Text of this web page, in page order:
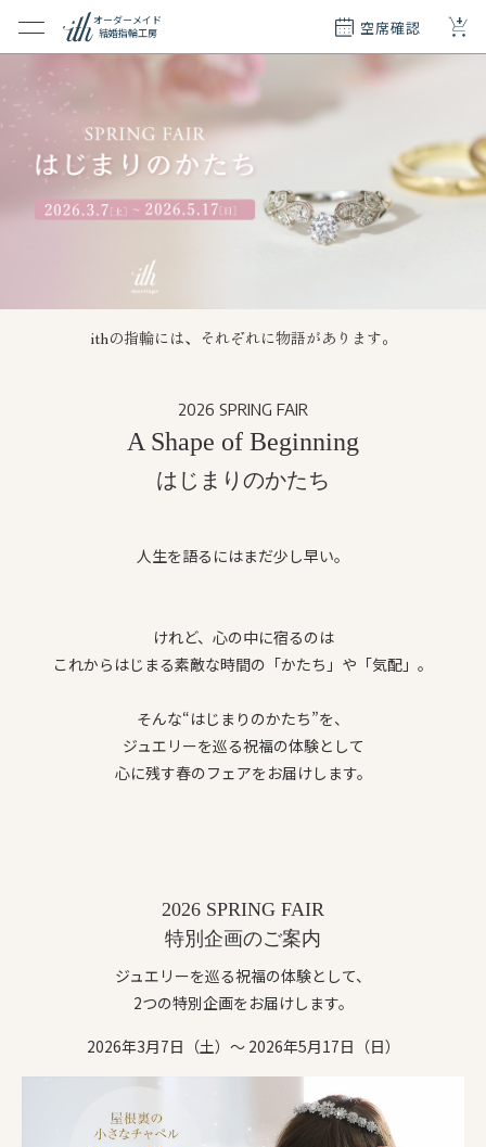
オーダーメイド
結婚指輪工房
空席確認 +
ション
ithの指輪には、それぞれに物語があります。
2026 SPRING FAIR
A Shape of Beginning
はじまりのかたち
人生を語るにはまだ少し早い。
けれど、心の中に宿るのは
これからはじまる素敵な時間の「かたち」や「気配」。
そんな“はじまりのかたち”を、
ジュエリーを巡る祝福の体験として
心に残す春のフェアをお届けします。
2026 SPRING FAIR
特別企画のご案内
ジュエリーを巡る祝福の体験として、
2つの特別企画をお届けします。
2026年3月7日（土）〜 2026年5月17日（日）